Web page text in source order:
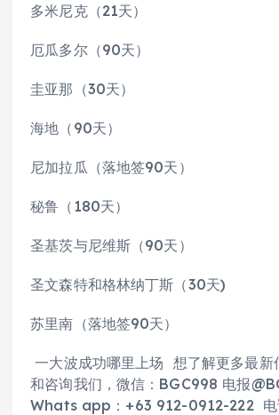
多米尼克（21天）
厄瓜多尔（90天）
圭亚那（30天）
海地（90天）
尼加拉瓜（落地签90天）
秘鲁（180天）
圣基茨与尼维斯（90天）
圣文森特和格林纳丁斯（30天)
苏里南（落地签90天）
一大波成功哪里上场 想了解更多最新
和咨询我们，微信：BGC998 电报
Whats app：+63 912-0912-222 电